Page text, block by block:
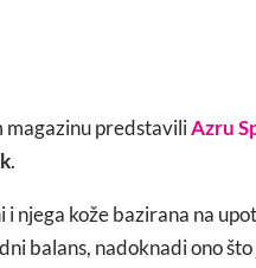
magazinu predstaviliAzru
.
i njega kože bazirana na
balans, nadoknadi ono